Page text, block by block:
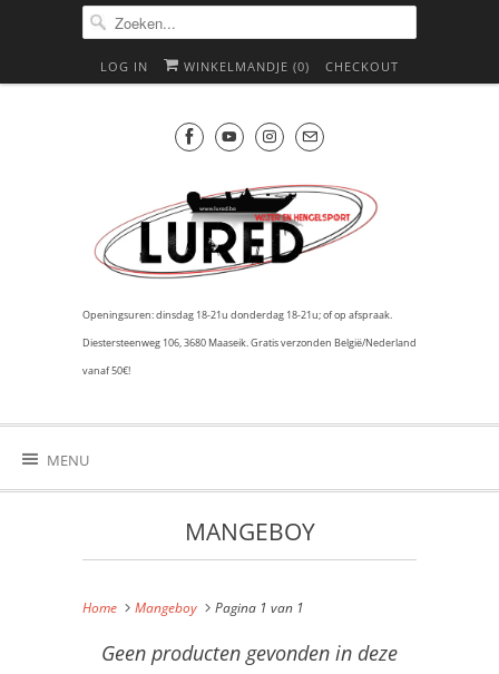
LOG IN WINKELMANDJE (0) CHECKOUT
Openingsuren: dinsdag 18-21u donderdag 18-21u; of op afspraak.
Diestersteenweg 106, 3680 Maaseik. Gratis verzonden België/Nederland
vanaf 50€!
MENU
MANGEBOY
Home Mangeboy Pagina 1 van 1
Geen producten gevonden in deze